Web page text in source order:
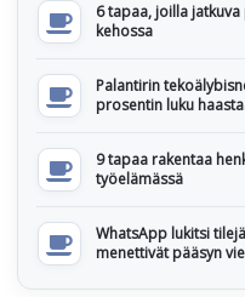
6 tapaa, joilla
kehossa
Palantirin
prosentin luku
9 tapaa rakentaa
työelämässä
WhatsApp lukitsi
menettivät pääsyn